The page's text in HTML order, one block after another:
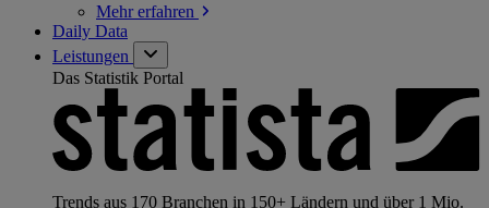
Mehrerfahren
Daily Data
Leistungen
Das Statistik Portal
Trends aus 170 Branchen in 150+ Ländern und über 1 Mio.